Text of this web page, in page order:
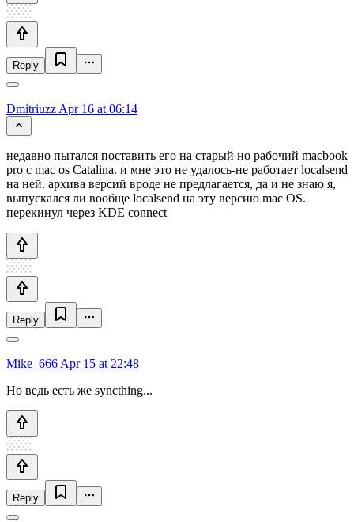
Reply
Dmitriuzz Apr 16 at 06:14
недавно пытался поставить его на старый но рабочий macbook
pro с mac os Catalina. и мне это не удалось-не работает localsend
на ней. архива версий вроде не предлагается, да и не знаю я,
выпускался ли вообще localsend на эту версию mac OS.
перекинул через KDE connect
Reply
Mike_666 Apr 15 at 22:48
Но ведь есть же syncthing...
Reply